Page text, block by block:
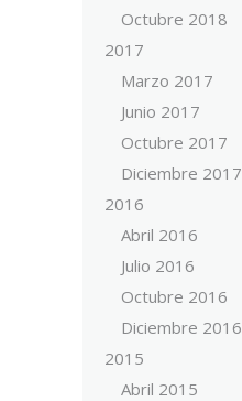
Octubre 2018
2017
Marzo 2017
Junio 2017
Octubre 2017
Diciembre 2017
2016
Abril 2016
Julio 2016
Octubre 2016
Diciembre 2016
2015
Abril 2015